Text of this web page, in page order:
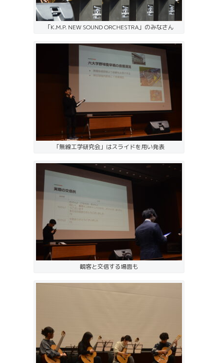
「K.M.P. NEW SOUND ORCHESTRA」のみなさん
「無線工学研究会」はスライドを用い発表
観客と交信する場面も